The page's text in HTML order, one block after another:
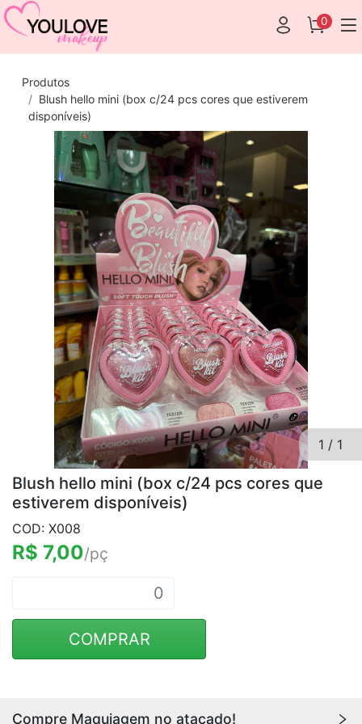
0
Produtos
Blush hello mini (box c/24 pcs cores que estiverem
disponíveis)
1 / 1
Blush hello mini (box c/24 pcs cores que
estiverem disponíveis)
COD: X008
R$ 7,00/pç
COMPRAR
Compre Maquiagem no atacado!